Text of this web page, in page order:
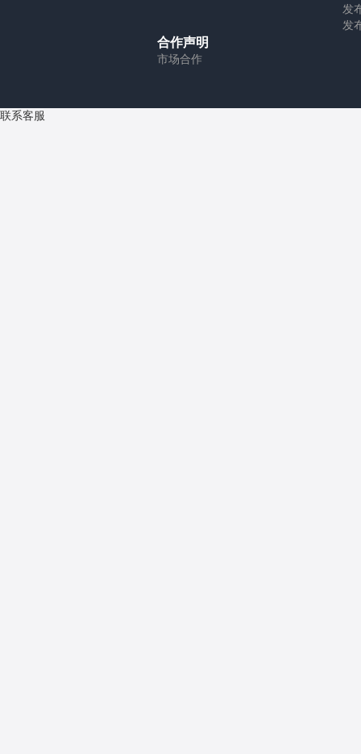
发
发
合作声明
市场合作
联系客服